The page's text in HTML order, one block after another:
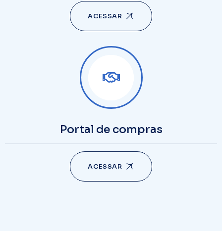
ACESSAR
Portal de compras
ACESSAR